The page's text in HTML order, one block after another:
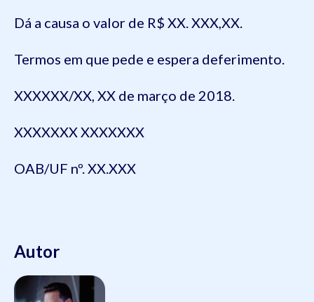
Dá a causa o valor de R$ XX. XXX,XX.
Termos em que pede e espera deferimento.
XXXXXX/XX, XX de março de 2018.
XXXXXXX XXXXXXX
OAB/UF nº. XX.XXX
Autor